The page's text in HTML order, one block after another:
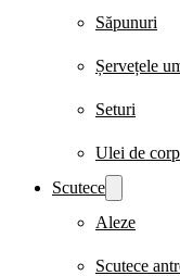
Săpunuri
Șervețele
Seturi
Ulei de corp
Scutece
Aleze
Scutece